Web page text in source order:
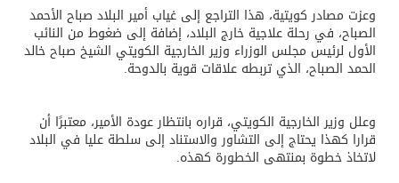
وعزت مصادر كويتية، هذا التراجع إلى غياب أمير البلاد صباح الأحمد
الصباح، في رحلة علاجية خارج البلاد، إضافة إلى ضغوط من النائب
الأول لرئيس مجلس الوزراء وزير الخارجية الكويتي الشيخ صباح خالد
الحمد الصباح، الذي تربطه علاقات قوية بالدوحة.
وعلل وزير الخارجية الكويتي، قراره بانتظار عودة الأمير، معتبرًا أن
قرارا كهذا يحتاج إلى التشاور والاستناد إلى سلطة عليا في البلاد
لاتخاذ خطوة بمنتهى الخطورة كهذه.